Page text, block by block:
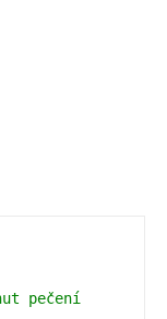
pečení